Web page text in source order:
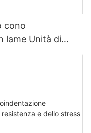
cono
lame Unità di
lame